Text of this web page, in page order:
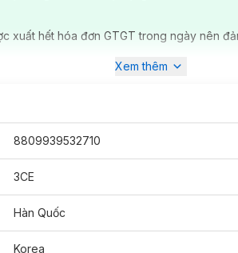
xuất hết hóa đơn GTGT trong ngày nên
Xem thêm
8809939532710
3CE
Hàn Quốc
Korea